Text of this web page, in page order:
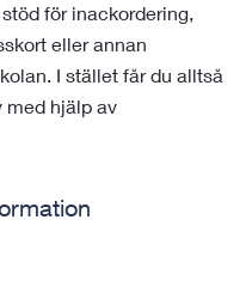
för inackordering,
eller annan
I stället får du alltså
med hjälp av